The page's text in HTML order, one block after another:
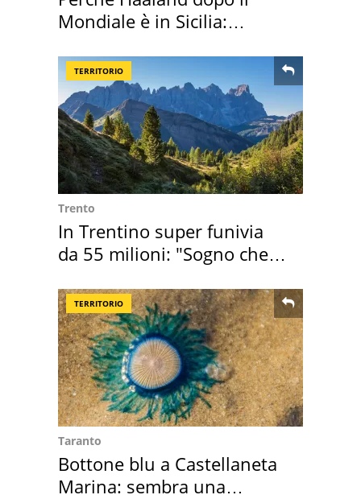
Mondiale è in Sicilia:
TERRITORIO
Trento
In Trentino super funivia
da 55 milioni: "Sogno che si
TERRITORIO
Taranto
Bottone blu a Castellaneta
Marina: sembra una